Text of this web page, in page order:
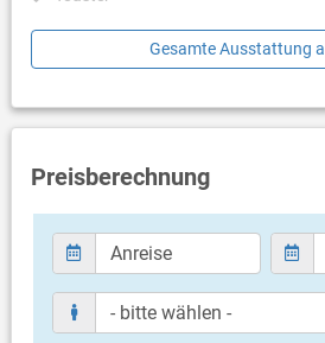
Schlafzimmer
Schlafzimmer mit Doppelbett,
Badezimmer
eigene Terrasse
Bestuhlung
Terrassengröße: 15 m²
Weitere Informationen
Gesamte Ausstattung
Preisberechnung